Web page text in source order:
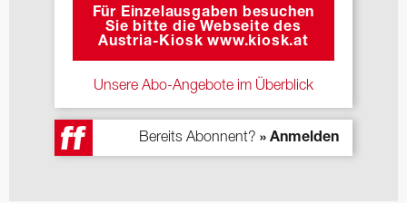
Für Einzelausgaben besuchen
Sie bitte die Webseite des
Austria-Kiosk www.kiosk.at
Unsere Abo-Angebote im Überblick
Bereits Abonnent? » Anmelden